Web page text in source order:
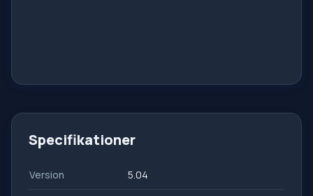
Specifikationer
Version 5.04